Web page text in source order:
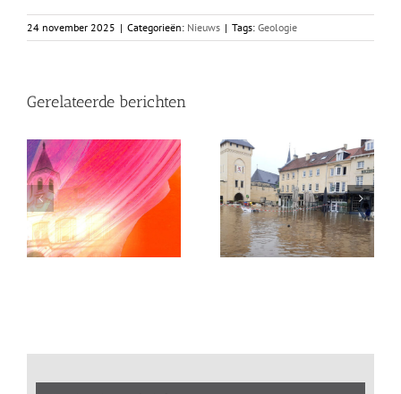
24 november 2025 | Categorieën: Nieuws | Tags: Geologie
Gerelateerde berichten